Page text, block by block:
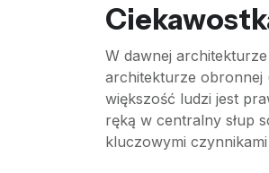
W dawnej
architekturze obronnej
większość ludzi jest
ręką w centralny słup
kluczowymi